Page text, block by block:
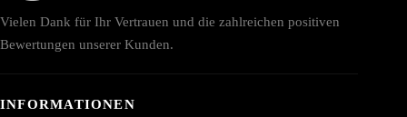
Vielen Dank für Ihr Vertrauen und die zahlreichen positiven
Bewertungen unserer Kunden.
INFORMATIONEN